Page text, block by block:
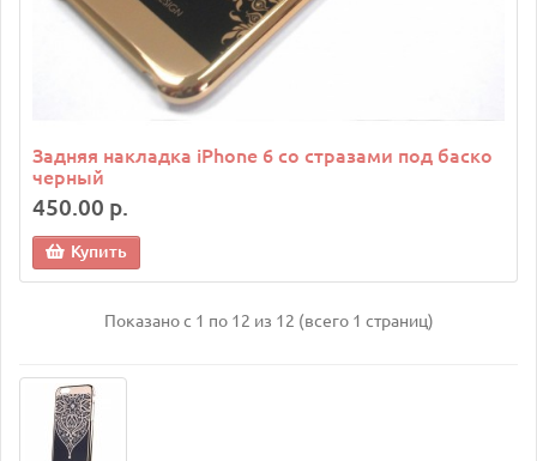
Задняя накладка iPhone 6 со стразами под баско
черный
450.00 р.
Купить
Показано с 1 по 12 из 12 (всего 1 страниц)